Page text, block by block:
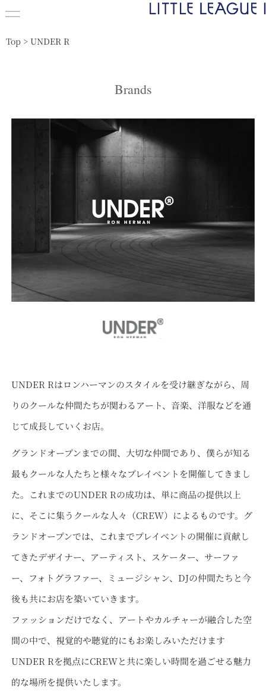
Top > UNDER R
Brands
UNDER Rはロンハーマンのスタイルを受け継ぎながら、周
りのクールな仲間たちが関わるアート、音楽、洋服などを通
じて成長していくお店。
グランドオープンまでの間、大切な仲間であり、僕らが知る
最もクールな人たちと様々なプレイベントを開催してきまし
た。これまでのUNDER Rの成功は、単に商品の提供以上
に、そこに集うクールな人々（CREW）によるものです。グ
ランドオープンでは、これまでプレイベントの開催に貢献し
てきたデザイナー、アーティスト、スケーター、サーファ
ー、フォトグラファー、ミュージシャン、DJの仲間たちと今
後も共にお店を築いていきます。
ファッションだけでなく、アートやカルチャーが融合した空
間の中で、視覚的や聴覚的にもお楽しみいただけます
UNDER Rを拠点にCREWと共に楽しい時間を過ごせる魅力
的な場所を提供いたします。